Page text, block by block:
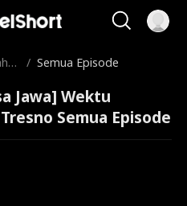
/ Semua Episode
Jawa] Wektu
Semua Episode